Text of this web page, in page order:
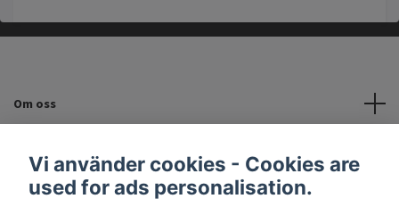
Om oss
Kundtjänst
Vi använder cookies - Cookies are
used for ads personalisation.